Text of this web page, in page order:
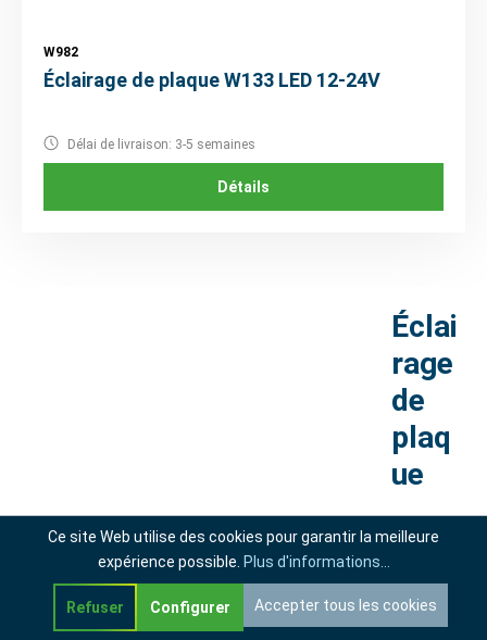
W982
Éclairage de plaque W133 LED 12-24V
Délai de livraison: 3-5 semaines
Détails
Éclai
rage
de
plaq
ue
L’éclairage
d’immatri
culation
est
Ce site Web utilise des cookies pour garantir la meilleure
expérience possible. Plus d'informations...
Refuser Configurer Accepter tous les cookies